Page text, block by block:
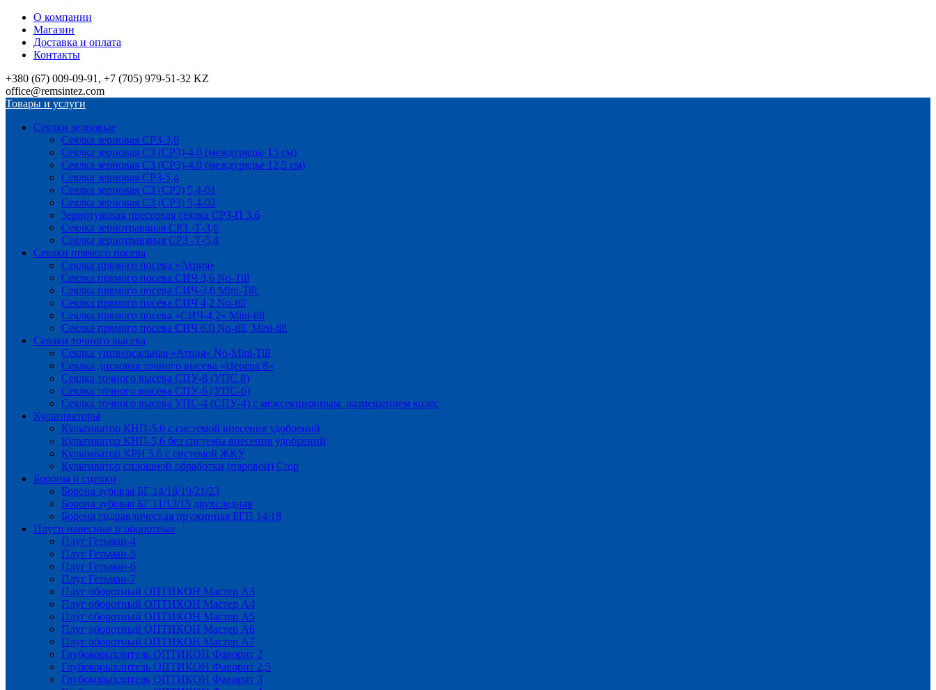
О компании
Магазин
Доставка и оплата
Контакты
+380 (67) 009-09-91, +7 (705) 979-51-32 KZ
office@remsintez.com
Товары и услуги
Сеялки зерновые
Сеялка зерновая СРЗ-3,6
Сеялка зерновая СЗ (СРЗ)-4.0 (междурядье 15 см)
Сеялка зерновая СЗ (СРЗ)-4.0 (междурядье 12,5 см)
Сеялка зерновая СРЗ-5,4
Сеялка зерновая СЗ (СРЗ) 5,4-01
Сеялка зерновая СЗ (СРЗ) 5,4-02
Зернотуковая прессовая сеялка СРЗ-П 3.6
Сеялка зернотравяная СРЗ -Т-3,6
Сеялка зернотравяная СРЗ -Т-5,4
Сеялки прямого посева
Сеялка прямого посева «Атрия»
Сеялка прямого посева СИЧ 3,6 No-Till
Сеялка прямого посева СИЧ-3,6 Mini-Till
Сеялка прямого посева СИЧ 4,2 No-till
Сеялка прямого посева «СИЧ-4,2» Mini-till
Сеялка прямого посева СИЧ 6.0 No-till, Mini-till
Сеялки точного высева
Сеялка универсальная «Атрия» No-Mini-Till
Сеялка дисковая точного высева «Церера 8»
Сеялка точного высева СПУ-8 (УПС 8)
Сеялка точного высева СПУ-6 (УПС-6)
Сеялка точного высева УПС-4 (СПУ-4) с межсекционным размещением колес
Культиваторы
Культиватор КНП-5,6 с системой внесения удобрений
Культиватор КНП-5,6 без системы внесения удобрений
Культиватор КРН 5.6 с системой ЖКУ
Культиватор сплошной обработки (паровой) Crop
Бороны и сцепки
Борона зубовая БГ 14/18/19/21/23
Борона зубовая БГ 11/13/15 двухследная
Борона гидравлическая пружинная БГП 14/18
Плуги навесные и оборотные
Плуг Гетьман-4
Плуг Гетьман-5
Плуг Гетьман-6
Плуг Гетьман-7
Плуг оборотный ОПТИКОН Мастер А3
Плуг оборотный ОПТИКОН Мастер А4
Плуг оборотный ОПТИКОН Мастер А5
Плуг оборотный ОПТИКОН Мастер А6
Плуг оборотный ОПТИКОН Мастер А7
Глубокорыхлитель ОПТИКОН Фаворит 2
Глубокорыхлитель ОПТИКОН Фаворит 2,5
Глубокорыхлитель ОПТИКОН Фаворит 3